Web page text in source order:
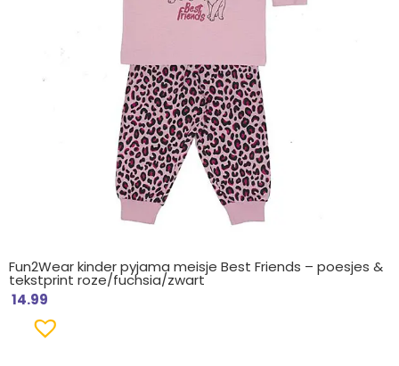
Fun2Wear kinder pyjama meisje Best Friends – poesjes &
tekstprint roze/fuchsia/zwart
14.99